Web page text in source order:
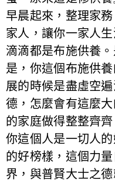
早晨起來，整理家
家人，讓你一家人
滴滴都是布施供養
是，你這個布施供
展的時候是盡虛空
德，怎麼會有這麼
的家庭做得整整齊
你這個人是一切人
的好榜樣，這個力
界，與普賢大士之